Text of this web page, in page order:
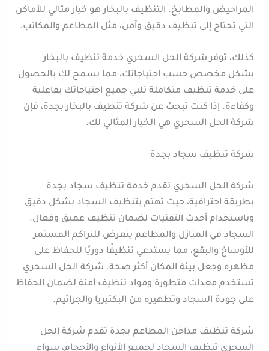
المراحيض والمطابخ. التنظيف بالبخار هو خيار مثالي للأماكن
التي تحتاج إلى تنظيف دقيق وآمن، مثل المطاعم والمكاتب.
كذلك، توفر شركة الحل السحري خدمة تنظيف بالبخار
بشكل مخصص حسب احتياجاتك، مما يسمح لك بالحصول
على خدمة تنظيف متكاملة تلبي جميع احتياجاتك بفاعلية
وكفاءة. إذا كنت تبحث عن شركة تنظيف بالبخار بجدة، فإن
شركة الحل السحري هي الخيار المثالي لك.
شركة تنظيف سجاد بجدة
شركة الحل السحري تقدم خدمة تنظيف سجاد بجدة
بطريقة احترافية، حيث تهتم بتنظيف السجاد بشكل دقيق
وباستخدام أحدث التقنيات لضمان تنظيف عميق وفعال.
السجاد في المنازل والمطاعم يتعرض للتراكم المستمر
للأوساخ والبقع، مما يستدعي تنظيفًا دوريًا للحفاظ على
مظهره وجعل بيئة المكان أكثر صحة. شركة الحل السحري
تستخدم معدات متطورة ومواد تنظيف آمنة لضمان الحفاظ
على جودة السجاد وتطهيره من البكتيريا والجراثيم.
شركة تنظيف مداخن المطاعم بجدة تقدم شركة الحل
السحري تنظيف السجاد لجميع الأنواع والأحجام، سواء